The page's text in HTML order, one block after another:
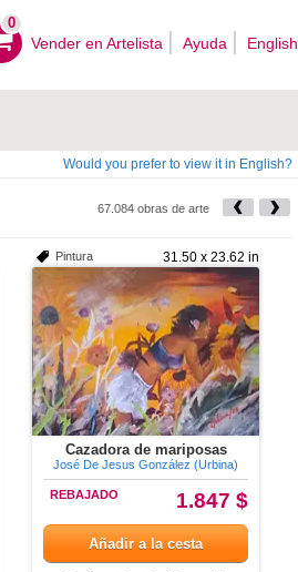
0
Vender en Artelista Ayuda English
Would you prefer to view it in English?
67.084 obras de arte
31.50 x 23.62 in
Pintura
Cazadora de mariposas
José De Jesus González (Urbina)
1.847 $
REBAJADO
Añadir a la cesta